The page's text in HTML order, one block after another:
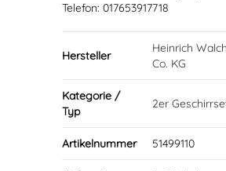
Telefon: 017653917718
Hersteller
Heinrich
Co. KG
Kategorie /
Typ
2er
Artikelnummer 51499110